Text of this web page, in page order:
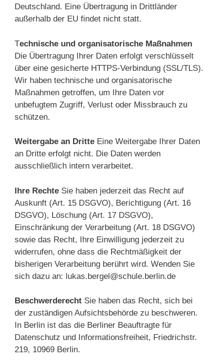
Deutschland. Eine Übertragung in Drittländer
außerhalb der EU findet nicht statt.
Technische und organisatorische Maßnahmen
Die Übertragung Ihrer Daten erfolgt verschlüsselt
über eine gesicherte HTTPS-Verbindung (SSL/TLS).
Wir haben technische und organisatorische
Maßnahmen getroffen, um Ihre Daten vor
unbefugtem Zugriff, Verlust oder Missbrauch zu
schützen.
Weitergabe an Dritte Eine Weitergabe Ihrer Daten
an Dritte erfolgt nicht. Die Daten werden
ausschließlich intern verarbeitet.
Ihre Rechte Sie haben jederzeit das Recht auf
Auskunft (Art. 15 DSGVO), Berichtigung (Art. 16
DSGVO), Löschung (Art. 17 DSGVO),
Einschränkung der Verarbeitung (Art. 18 DSGVO)
sowie das Recht, Ihre Einwilligung jederzeit zu
widerrufen, ohne dass die Rechtmäßigkeit der
bisherigen Verarbeitung berührt wird. Wenden Sie
sich dazu an: lukas.bergel@schule.berlin.de
Beschwerderecht Sie haben das Recht, sich bei
der zuständigen Aufsichtsbehörde zu beschweren.
In Berlin ist das die Berliner Beauftragte für
Datenschutz und Informationsfreiheit, Friedrichstr.
219, 10969 Berlin.